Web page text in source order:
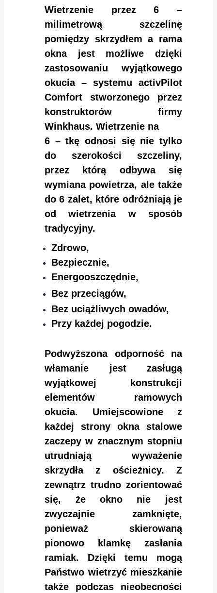
Wietrzenie przez 6 –
milimetrową szczelinę
pomiędzy skrzydłem a rama
okna jest możliwe dzięki
zastosowaniu wyjątkowego
okucia – systemu activPilot
Comfort stworzonego przez
konstruktorów firmy
Winkhaus. Wietrzenie na
6 – tkę odnosi się nie tylko
do szerokości szczeliny,
przez którą odbywa się
wymiana powietrza, ale także
do 6 zalet, które odróżniają je
od wietrzenia w sposób
tradycyjny.
Zdrowo,
Bezpiecznie,
Energooszczędnie,
Bez przeciągów,
Bez uciążliwych owadów,
Przy każdej pogodzie.
Podwyższona odporność na
włamanie jest zasługą
wyjątkowej konstrukcji
elementów ramowych
okucia. Umiejscowione z
każdej strony okna stalowe
zaczepy w znacznym stopniu
utrudniają wyważenie
skrzydła z ościeżnicy. Z
zewnątrz trudno zorientować
się, że okno nie jest
zwyczajnie zamknięte,
ponieważ skierowaną
pionowo klamkę zasłania
ramiak. Dzięki temu mogą
Państwo wietrzyć mieszkanie
także podczas nieobecności